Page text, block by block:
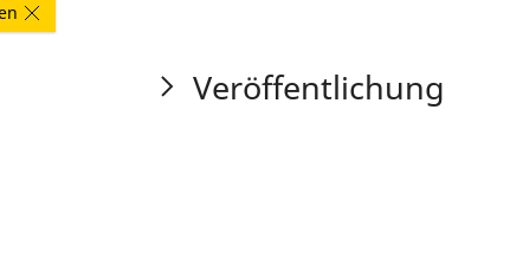
Veröffentlichung